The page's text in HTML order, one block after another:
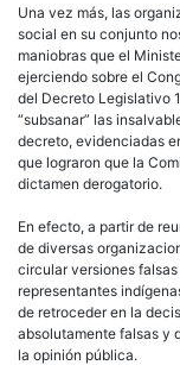
Una vez más, las
social en su conjunto
maniobras que el
ejerciendo sobre el
del Decreto Legislativo
“subsanar” las
decreto, evidenciadas
que lograron que la
dictamen derogatorio.
En efecto, a partir de
de diversas
circular versiones
representantes
de retroceder en la
absolutamente falsas y
la opinión pública.